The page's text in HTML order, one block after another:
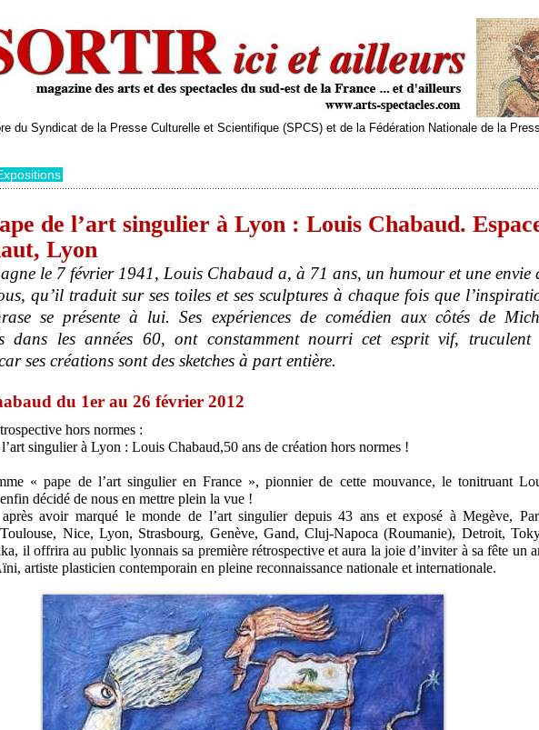
du Syndicat de la Presse Culturelle et Scientifique (SPCS) et de la Fédération Nationale de la
de l’art singulier à Lyon : Louis Chabaud.
Lyon
le 7 février 1941, Louis Chabaud a, à 71 ans, un humour et une envie
qu’il traduit sur ses toiles et ses sculptures à chaque fois que
se présente à lui. Ses expériences de comédien aux côtés de
dans les années 60, ont constamment nourri cet esprit vif, truculent
ses créations sont des sketches à part entière.
du 1er au 26 février 2012
hors normes :
singulier à Lyon : Louis Chabaud,50 ans de création hors normes !
« pape de l’art singulier en France », pionnier de cette mouvance, le tonitruant
décidé de nous en mettre plein la vue !
avoir marqué le monde de l’art singulier depuis 43 ans et exposé à Megève,
Nice, Lyon, Strasbourg, Genève, Gand, Cluj-Napoca (Roumanie), Detroit,
il offrira au public lyonnais sa première rétrospective et aura la joie d’inviter à sa fête un
artiste plasticien contemporain en pleine reconnaissance nationale et internationale.